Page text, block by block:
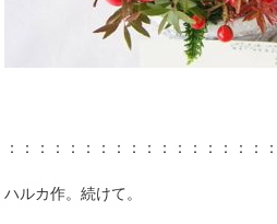
：：：：：：：：：：：：：：：：：
ハルカ作。続けて。